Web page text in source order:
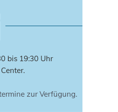
bis 19:30 Uhr
zur Verfügung.